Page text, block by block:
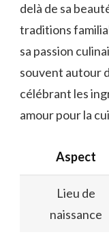
delà de sa
traditions
sa passion
souvent autour
célébrant les
amour pour la
Aspect
Lieu de
naissance